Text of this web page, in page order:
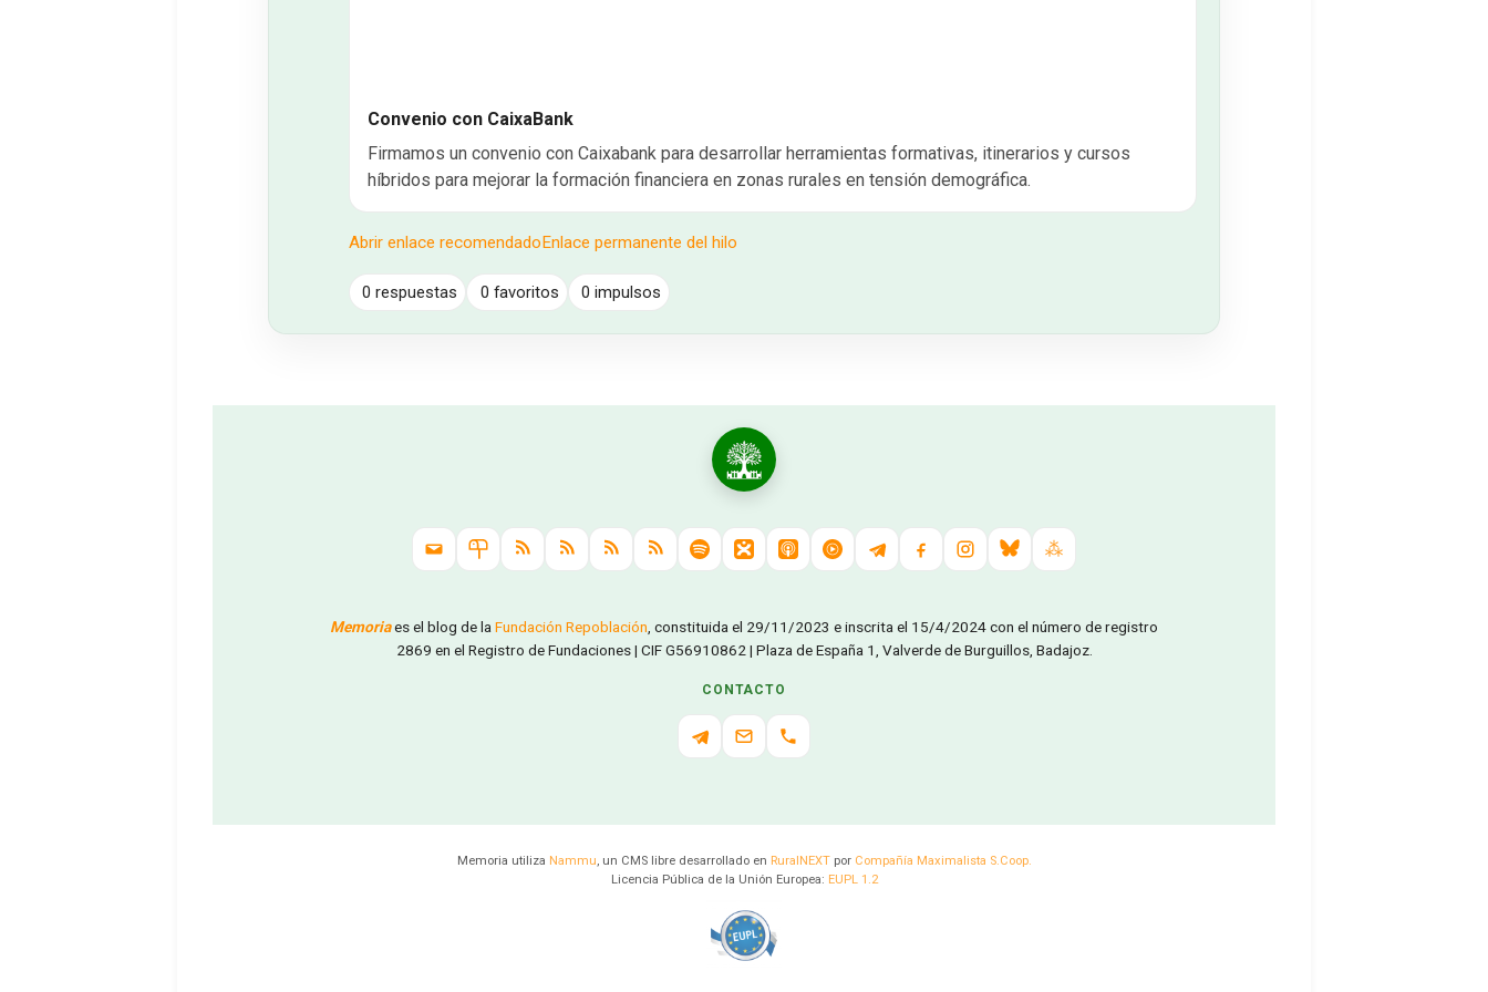
Convenio con CaixaBank
Firmamos un convenio con Caixabank para desarrollar herramientas formativas, itinerarios y cursos
híbridos para mejorar la formación financiera en zonas rurales en tensión demográfica.
Abrir enlace recomendadoEnlace permanente del hilo
0 respuestas 0 favoritos 0 impulsos
Memoriaes el blog de laFundación Repoblación, constituida el 29/11/2023 e inscrita el 15/4/2024 con el número de registro
2869 en el Registro de Fundaciones | CIF G56910862 | Plaza de España 1, Valverde de Burguillos, Badajoz.
CONTACTO
Memoria utiliza Nammu, un CMS libre desarrollado en RuralNEXTpor Compañía Maximalista S.Coop.
Licencia Pública de la Unión Europea: EUPL 1.2